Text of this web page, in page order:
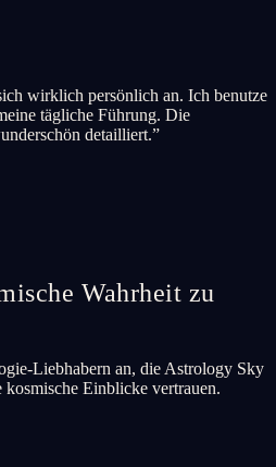
wirklich persönlich an. Ich benutze
tägliche Führung. Die
detailliert.”
Wahrheit zu
Liebhabern an, die Astrology Sky
Einblicke vertrauen.